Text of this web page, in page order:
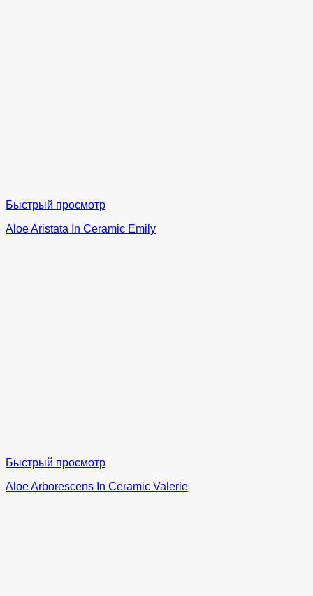
Быстрый просмотр
Aloe Aristata In Ceramic Emily
Быстрый просмотр
Aloe Arborescens In Ceramic Valerie